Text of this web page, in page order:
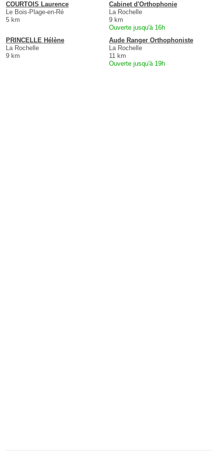
COURTOIS Laurence
Le Bois-Plage-en-Ré
5 km
Cabinet d'Orthophonie
La Rochelle
9 km
Ouverte jusqu'à 16h
PRINCELLE Hélène
La Rochelle
9 km
Aude Ranger Orthophoniste
La Rochelle
11 km
Ouverte jusqu'à 19h